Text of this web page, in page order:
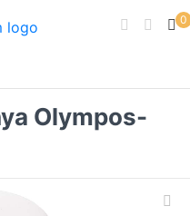
0
Olympos-